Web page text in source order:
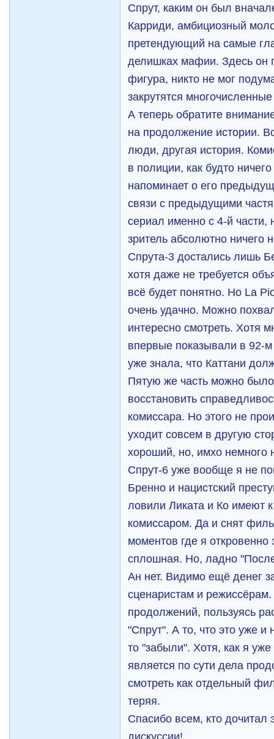
Спрут, каким он был
Карриди, амбициозный
претендующий на самые
делишках мафии. Здесь он
фигура, никто не мог
закрутятся
А теперь обратите
на продолжение истории.
люди, другая история.
в полиции, как будто
напоминает о его
связи с предыдущими
сериал именно с 4-й
зритель абсолютно ничего
Спрута-3 достались лишь
хотя даже не требуется
всё будет понятно. Но La
очень удачно. Можно
интересно смотреть. Хотя
впервые показывали в 92-м
уже знала, что Каттани
Пятую же часть можно
восстановить
комиссара. Но этого не
уходит совсем в другую
хороший, но, имхо немного
Спрут-6 уже вообще я не
Бренно и нацистский
ловили Ликата и Ко имеют
комиссаром. Да и снят
моментов где я откровенно
сплошная. Но, ладно
Ан нет. Видимо ещё денег
сценаристам и
продолжений, пользуясь
"Спрут". А то, что это уже и
то "забыли". Хотя, как я
является по сути дела
смотреть как отдельный
теряя.
Спасибо всем, кто
дискуссии!